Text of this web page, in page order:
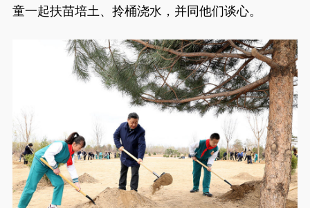
童一起扶苗培土、拎桶浇水，并同他们谈心。